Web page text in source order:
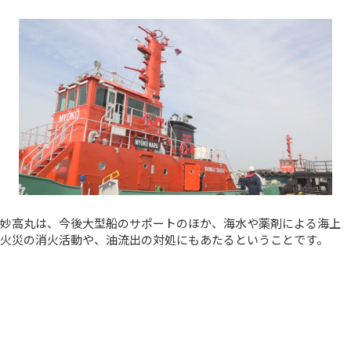
妙高丸は、今後大型船のサポートのほか、海水や薬剤による海上
火災の消火活動や、油流出の対処にもあたるということです。